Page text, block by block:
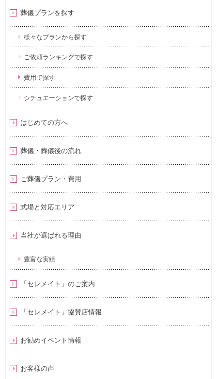
葬儀プランを探す
様々なプランから探す
ご依頼ランキングで探す
費用で探す
シチュエーションで探す
はじめての方へ
葬儀・葬儀後の流れ
ご葬儀プラン・費用
式場と対応エリア
当社が選ばれる理由
豊富な実績
「セレメイト」のご案内
「セレメイト」協賛店情報
お勧めイベント情報
お客様の声